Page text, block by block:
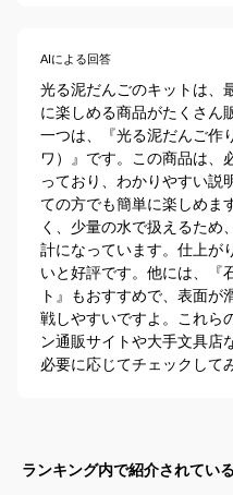
AIによる回答
光る泥だんごのキットは、
に楽しめる商品がたくさん
一つは、『光る泥だんご作
ワ）』です。この商品は、
っており、わかりやすい説
ての方でも簡単に楽しめま
く、少量の水で扱えるため
計になっています。仕上が
いと好評です。他には、『
ト』もおすすめで、表面が
戦しやすいですよ。これら
ン通販サイトや大手文具店
必要に応じてチェックして
ランキング内で紹介されてい